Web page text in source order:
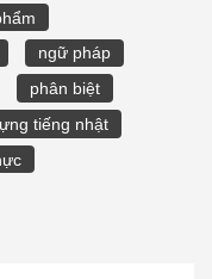
ngữ pháp
phân biệt
tiếng nhật